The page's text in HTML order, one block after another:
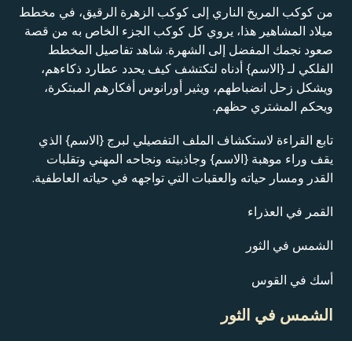
من كوكب المريخ الناري إلى كوكب الزهرة الرقيق، في مخطط
ميلاد المشاهير هذا، يروي كل كوكب الجزء الخاص به من قصة
صعود نجمك المفضل إلى الشهرة. شاهد تفاصيل المخطط
الفلكي لـ {الاسم} أدناه لتكتشف كيف يحدد عطارد ذكاءهم،
ويشكل زحل انضباطهم، ويثير أورانوس أفكارهم المبتكرة،
ويحكم المشتري حظهم.
تابع القراءة لاستكشاف الملف التفصيلي لبرج {الاسم} الذي
يقف وراء موهبة {الاسم} وجاذبيته ونجاحه المهني وتقلبات
القدر ومسار حياته والعقبات التي تواجهه في حياته العاطفية.
القمر في العذراء
الشمس في الثور
أسك في القوس
الشمس في الثور